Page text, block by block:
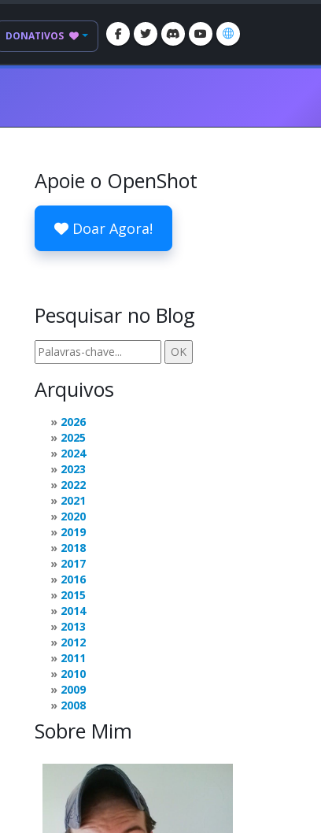
DONATIVOS
Apoie o OpenShot
Doar Agora!
Pesquisar no Blog
Arquivos
2026
2025
2024
2023
2022
2021
2020
2019
2018
2017
2016
2015
2014
2013
2012
2011
2010
2009
2008
Sobre Mim